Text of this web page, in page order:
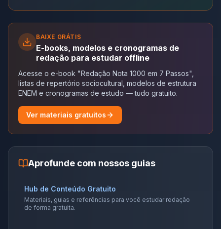
BAIXE GRÁTIS
E-books, modelos e cronogramas de
redação para estudar offline
Acesse o e-book "Redação Nota 1000 em 7 Passos",
listas de repertório sociocultural, modelos de estrutura
ENEM e cronogramas de estudo — tudo gratuito.
Ver materiais gratuitos
Aprofunde com nossos guias
Hub de Conteúdo Gratuito
Materiais, guias e referências para você estudar redação
de forma gratuita.